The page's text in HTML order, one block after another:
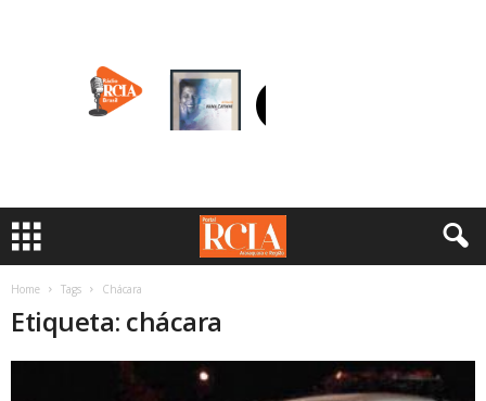
Home Tags Chácara
Etiqueta: chácara